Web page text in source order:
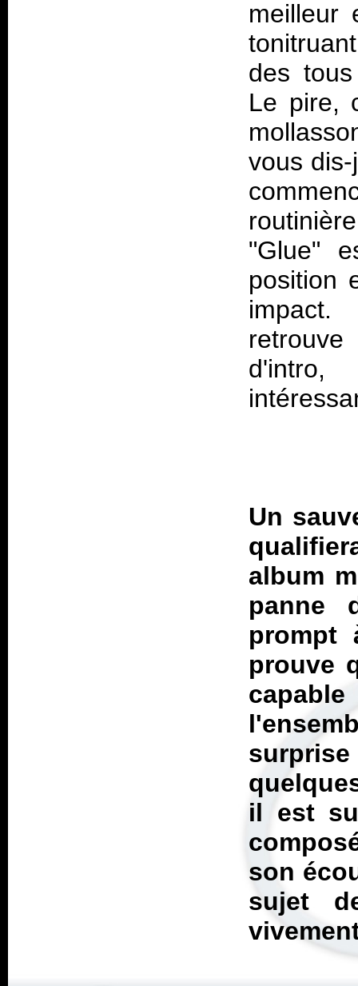
meilleur
des
Le pire,
vous
"Glue"
position
d'intro,
Un
album
panne
prompt
prouve
il est
son
sujet